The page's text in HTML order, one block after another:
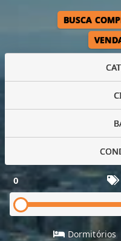
BUSCA
0
Dormitórios